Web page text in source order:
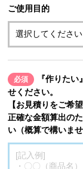
ご使用目的
必須
『作りた
せください。
【お見積りをご希
正確な金額算出の
い（概算で構いませ